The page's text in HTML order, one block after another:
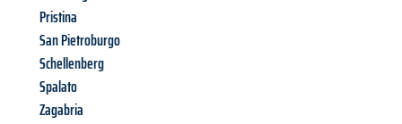
Pristina
San Pietroburgo
Schellenberg
Spalato
Zagabria